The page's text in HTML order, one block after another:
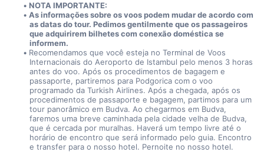
NOTA IMPORTANTE:
As informações sobre os voos podem mudar de acordo com
as datas do tour. Pedimos gentilmente que os passageiros
que adquirirem bilhetes com conexão doméstica se
informem.
Recomendamos que você esteja no Terminal de Voos
Internacionais do Aeroporto de Istambul pelo menos 3 horas
antes do voo. Após os procedimentos de bagagem e
passaporte, partiremos para Podgorica com o voo
programado da Turkish Airlines. Após a chegada, após os
procedimentos de passaporte e bagagem, partimos para um
tour panorâmico em Budva. Ao chegarmos em Budva,
faremos uma breve caminhada pela cidade velha de Budva,
que é cercada por muralhas. Haverá um tempo livre até o
horário de encontro que será informado pelo guia. Encontro
e transfer para o nosso hotel. Pernoite no nosso hotel.